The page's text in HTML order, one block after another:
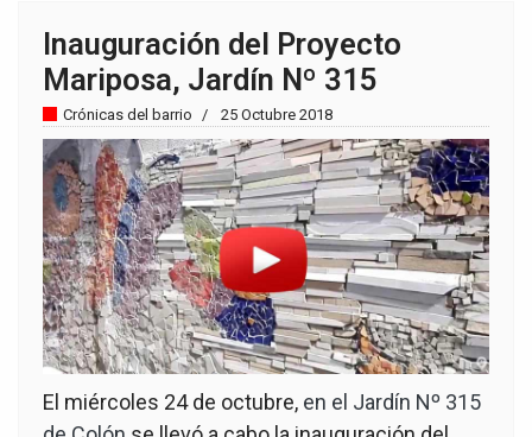
Inauguración del Proyecto
Mariposa, Jardín Nº 315
Crónicas del barrio 25 Octubre 2018
El miércoles 24 de octubre, en el Jardín Nº 315